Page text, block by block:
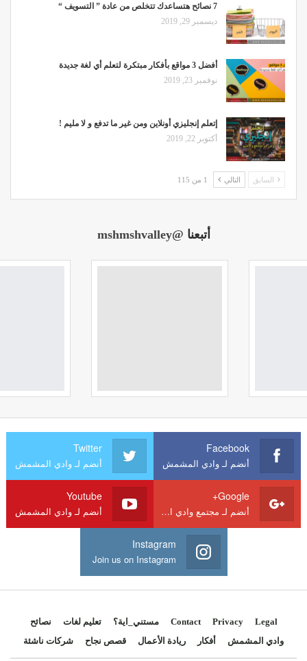
7 نصائح هتساعدك تتخلص من عادة ” التسويف “
ديسمبر 29, 2019
أفضل 3 مواقع بأفكار مبتكرة لتعلم أي لغة جديدة
نوفمبر 23, 2019
إتعلم إنجليزي أونلاين ومن غير ما تدفع و لا مليم !
أكتوبر 22, 2019
السابق التالي 1 من 115
أتبعنا @mshmshvalley
Facebook
أنضم لـ وادي المشمش
Twitter
أنضم لـ وادي المشمش
Google+
أنضم لـ مجتمع وادي المشمش
Youtube
أنضم لـ وادي المشمش
Instagram
Join us on Instagram
Legal
Privacy
Contact مستني_اية؟ تعليم لغات
نصائح
وادي المشمش
أفكار ريادة الأعمال قصص نجاح شركات ناشئة